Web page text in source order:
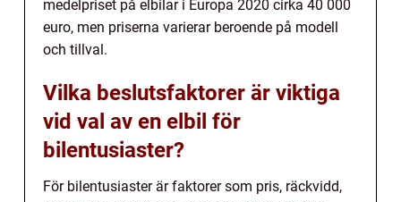
medelpriset på elbilar i Europa 2020 cirka 40 000
euro, men priserna varierar beroende på modell
och tillval.
Vilka beslutsfaktorer är viktiga
vid val av en elbil för
bilentusiaster?
För bilentusiaster är faktorer som pris, räckvidd,